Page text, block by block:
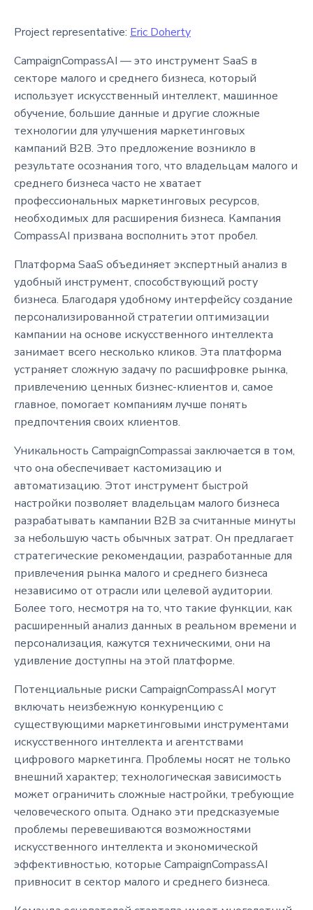
Project representative: Eric Doherty
CampaignCompassAI — это инструмент SaaS в
секторе малого и среднего бизнеса, который
использует искусственный интеллект, машинное
обучение, большие данные и другие сложные
технологии для улучшения маркетинговых
кампаний B2B. Это предложение возникло в
результате осознания того, что владельцам малого и
среднего бизнеса часто не хватает
профессиональных маркетинговых ресурсов,
необходимых для расширения бизнеса. Кампания
CompassAI призвана восполнить этот пробел.
Платформа SaaS объединяет экспертный анализ в
удобный инструмент, способствующий росту
бизнеса. Благодаря удобному интерфейсу создание
персонализированной стратегии оптимизации
кампании на основе искусственного интеллекта
занимает всего несколько кликов. Эта платформа
устраняет сложную задачу по расшифровке рынка,
привлечению ценных бизнес-клиентов и, самое
главное, помогает компаниям лучше понять
предпочтения своих клиентов.
Уникальность CampaignCompassai заключается в том,
что она обеспечивает кастомизацию и
автоматизацию. Этот инструмент быстрой
настройки позволяет владельцам малого бизнеса
разрабатывать кампании B2B за считанные минуты
за небольшую часть обычных затрат. Он предлагает
стратегические рекомендации, разработанные для
привлечения рынка малого и среднего бизнеса
независимо от отрасли или целевой аудитории.
Более того, несмотря на то, что такие функции, как
расширенный анализ данных в реальном времени и
персонализация, кажутся техническими, они на
удивление доступны на этой платформе.
Потенциальные риски CampaignCompassAI могут
включать неизбежную конкуренцию с
существующими маркетинговыми инструментами
искусственного интеллекта и агентствами
цифрового маркетинга. Проблемы носят не только
внешний характер; технологическая зависимость
может ограничить сложные настройки, требующие
человеческого опыта. Однако эти предсказуемые
проблемы перевешиваются возможностями
искусственного интеллекта и экономической
эффективностью, которые CampaignCompassAI
привносит в сектор малого и среднего бизнеса.